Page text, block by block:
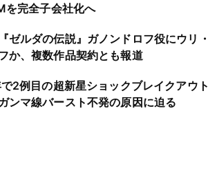
を完全子会社化へ
ゼルダの伝説』ガノンドロフ役にウリ・
か、複数作品契約とも報道
2例目の超新星ショックブレイクアウト
ンマ線バースト不発の原因に迫る